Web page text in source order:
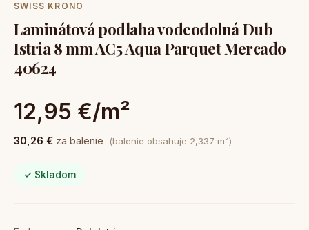
SWISS KRONO
Laminátová podlaha vodeodolná Dub
Istria 8 mm AC5 Aqua Parquet Mercado
40624
12,95 €/m²
30,26 € za balenie (balenie obsahuje 2,337 m²)
✓ Skladom